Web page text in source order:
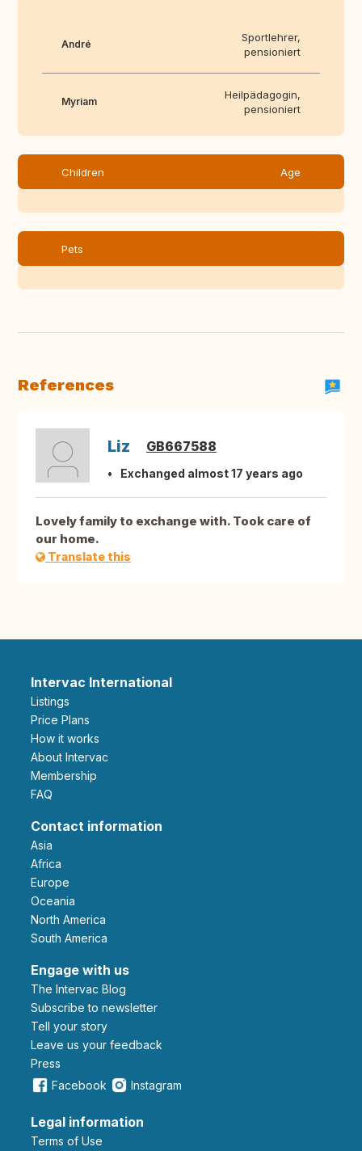
André
Sportlehrer,
pensioniert
Myriam
Heilpädagogin,
pensioniert
Children Age
Pets
References
Liz GB667588
Exchanged almost 17 years ago
Lovely family to exchange with. Took care of
our home.
Translate this
Intervac International
Listings
Price Plans
How it works
About Intervac
Membership
FAQ
Contact information
Asia
Africa
Europe
Oceania
North America
South America
Engage with us
The Intervac Blog
Subscribe to newsletter
Tell your story
leave us your feedback
Press
Facebook
Instagram
Legal information
Terms of Use